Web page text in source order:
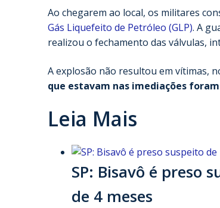
Ao chegarem ao local, os militares
Gás Liquefeito de Petróleo (GLP). A
realizou o fechamento das válvulas,
A explosão não resultou em vítimas,
que estavam nas imediações
Leia Mais
SP: Bisavô é preso
de 4 meses